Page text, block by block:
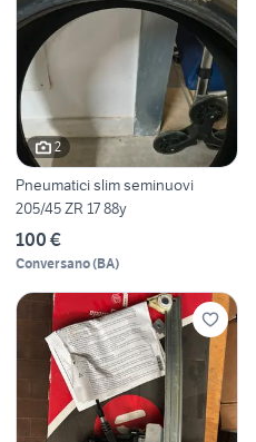
2
Pneumatici slim seminuovi
205/45 ZR 17 88y
100 €
Conversano(BA)